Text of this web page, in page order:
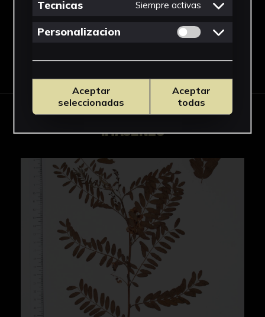
Descargar Ficha
IMÁGENES
Tecnicas Siempre activas
Personalizacion Permitir cookies
Aceptar
seleccionadas
Aceptar
todas